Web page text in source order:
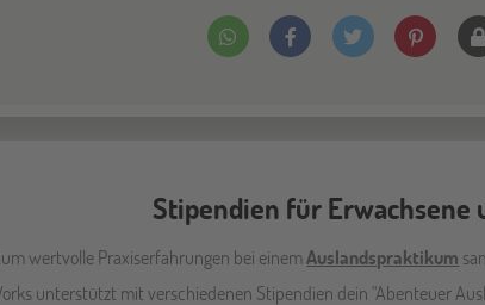
Stipendien für Erwachsene
wertvolle Praxiserfahrungen bei einemAuslandspraktikum
unterstützt mit verschiedenen Stipendien dein "Abenteuer